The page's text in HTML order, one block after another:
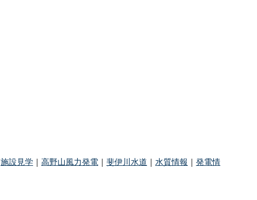
施設見学 ｜ 高野山風力発電 ｜ 斐伊川水道 ｜ 水質情報 ｜ 発電情